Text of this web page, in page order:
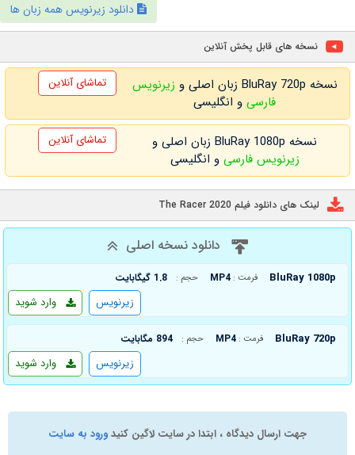
دانلود زیرنویس همه زبان ها
نسخه های قابل پخش آنلاین
نسخه BluRay 720p زبان اصلی و
زیرنویس
فارسیو انگلیسی
تماشای آنلاین
نسخه BluRay 1080p زبان اصلی و
زیرنویس فارسی و انگلیسی
تماشای آنلاین
لینک های دانلود فیلم The Racer 2020
دانلود نسخه اصلی
BluRay 1080p فرمت : MP4 حجم : 1.8 گیگابایت
وارد شوید زیرنویس
BluRay 720p فرمت : MP4 حجم : 894 مگابایت
وارد شوید زیرنویس
جهت ارسال دیدگاه ، ابتدا در سایت لاگین کنیدورود به سایت